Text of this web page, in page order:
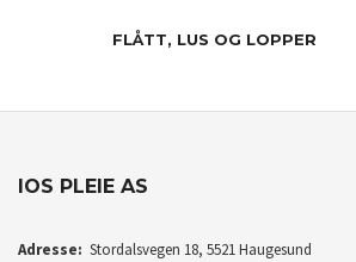
FLÅTT, LUS OG LOPPER
IOS PLEIE AS
Adresse: Stordalsvegen 18, 5521 Haugesund